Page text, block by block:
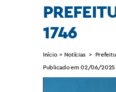
1746
Início > Notícias >
Publicado em 02/06/2025